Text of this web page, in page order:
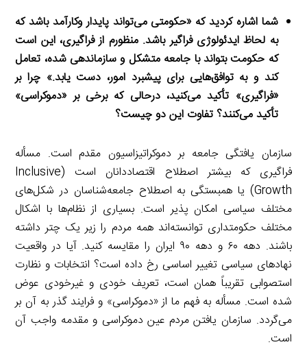
شما اشاره کردید که «حکومتی می‌تواند پایدار وکارآمد باشد که
به لحاظ ایدئولوژی فراگیر باشد. منظورم از فراگیری، این است
که حکومت بتواند با جامعه متشکل و سازماندهی شده، تعامل
کند و به توافق‌هایی برای پیشبرد امور، دست یابد.» چرا بر
«فراگیری» تأکید می‌کنید، درحالی که برخی بر «دموکراسی»
تأکید می‌کنند؟ تفاوت این دو چیست؟
سازمان یافتگی جامعه بر دموکراتیزاسیون مقدم است. مسأله
فراگیری که بیشتر اصطلاح اقتصاددانان است (Inclusive
Growth) یا همبستگی به اصطلاح جامعه‌شناسان در شکل‌های
مختلف سیاسی امکان پذیر است. بسیاری از نظام‌ها با اشکال
مختلف حکومتداری توانسته‌اند همه مردم را زیر یک چتر داشته
باشند. دهه ۶۰ و دهه ۹۰ ایران را مقایسه کنید. آیا در واقعیت
نهادهای سیاسی تغییر اساسی رخ داده است؟ انتخابات و نظارت
استصوابی تقریباً همان است، تعریف خودی و غیرخودی عوض
شده است. مسأله به فهم ما از «دموکراسی» و فرایند گذر به آن بر
می‌گردد. سازمان یافتن مردم عین دموکراسی و مقدمه واجب آن
است.